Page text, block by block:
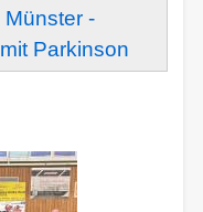
-
Parkinson